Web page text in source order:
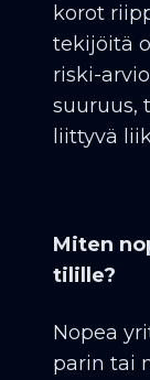
korot
tekijöitä
riski-
suuruus,
liittyvä
Miten
tilille?
Nopea
parin tai